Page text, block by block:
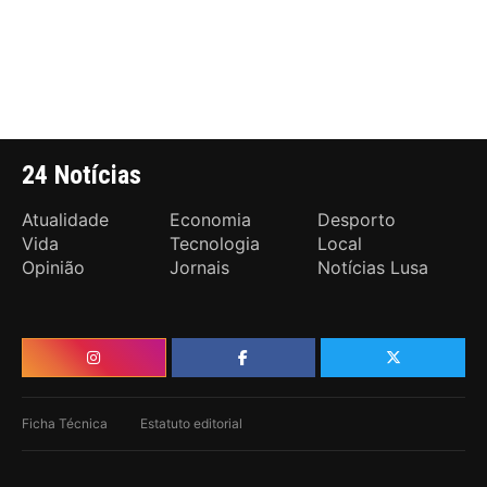
24 Notícias
Atualidade Economia
Desporto
Vida
Tecnologia
Local
Opinião
Jornais Notícias Lusa
Ficha Técnica Estatuto editorial